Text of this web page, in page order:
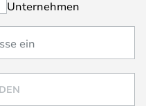
Unternehmen